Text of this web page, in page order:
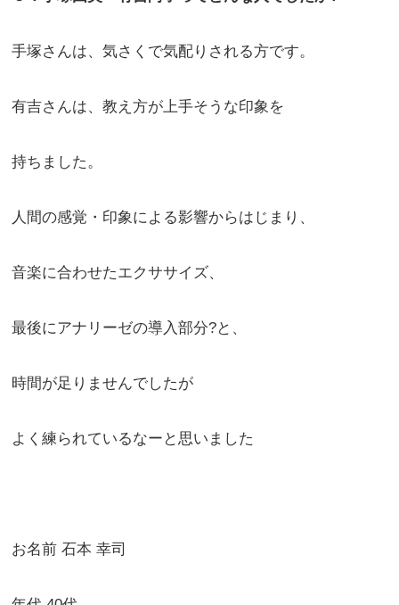
手塚さんは、気さくで気配りされる方です。
有吉さんは、教え方が上手そうな印象を
持ちました。
人間の感覚・印象による影響からはじまり、
音楽に合わせたエクササイズ、
最後にアナリーゼの導入部分?と、
時間が足りませんでしたが
よく練られているなーと思いました
お名前 石本 幸司